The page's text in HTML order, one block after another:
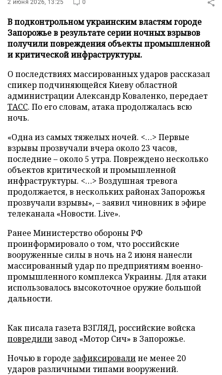
2 июня 2026, 13:25 0
В подконтрольном украинским властям городе
Запорожье в результате серии ночных взрывов
получили повреждения объекты промышленной
и критической инфраструктуры.
О последствиях массированных ударов рассказал
спикер подчиняющейся Киеву областной
администрации Александр Коваленко, передает
ТАСС. По его словам, атака продолжалась всю
ночь.
«Одна из самых тяжелых ночей. <…> Первые
взрывы прозвучали вчера около 23 часов,
последние – около 5 утра. Повреждено несколько
объектов критической и промышленной
инфраструктуры. <…> Воздушная тревога
продолжается, в нескольких районах Запорожья
прозвучали взрывы», – заявил чиновник в эфире
телеканала «Новости. Live».
Ранее Министерство обороны РФ
проинформировало о том, что российские
вооруженные силы в ночь на 2 июня нанесли
массированный удар по предприятиям военно-
промышленного комплекса Украины. Для атаки
использовалось высокоточное оружие большой
дальности.
Как писала газета ВЗГЛЯД, российские войска
повредили завод «Мотор Сич» в Запорожье.
Ночью в городе зафиксировалине менее 20
ударов различными типами вооружений.